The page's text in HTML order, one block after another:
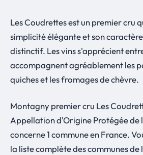
Les Coudrettes est un premier cru
simplicité élégante et son
distinctif. Les vins s'apprécient
accompagnent agréablement les
quiches et les fromages de chèvre.
Montagny premier cru Les
Appellation d'Origine Protégée de
concerne 1 commune en France.
la liste complète des communes